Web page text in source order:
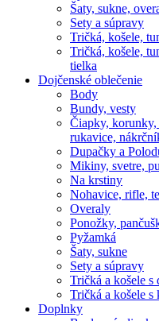
Šaty, sukne,
Sety a súpravy
Tričká, košele,
Tričká, košele,
tielka
Dojčenské oblečenie
Body
Bundy, vesty
Čiapky,
rukavice,
Dupačky a
Mikiny, svetre,
Na krstiny
Nohavice, rifle,
Overaly
Ponožky,
Pyžamká
Šaty, sukne
Sety a súpravy
Tričká a košele
Tričká a košele
Doplnky